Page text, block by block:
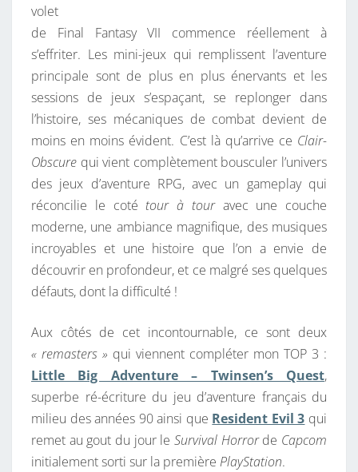
volet
de Final Fantasy VII commence réellement à
s’effriter. Les mini-jeux qui remplissent l’aventure
principale sont de plus en plus énervants et les
sessions de jeux s’espaçant, se replonger dans
l’histoire, ses mécaniques de combat devient de
moins en moins évident. C’est là qu’arrive ce Clair-
Obscure qui vient complètement bousculer l’univers
des jeux d’aventure RPG, avec un gameplay qui
réconcilie le coté tour à touravec une couche
moderne, une ambiance magnifique, des musiques
incroyables et une histoire que l’on a envie de
découvrir en profondeur, et ce malgré ses quelques
défauts, dont la difficulté !
Aux côtés de cet incontournable, ce sont deux
« remasters » qui viennent compléter mon TOP 3 :
Little Big Adventure – Twinsen’s Quest,
superbe ré-écriture du jeu d’aventure français du
milieu des années 90 ainsi que Resident Evil 3 qui
remet au gout du jour le Survival Horrorde Capcom
initialement sorti sur la première PlayStation.